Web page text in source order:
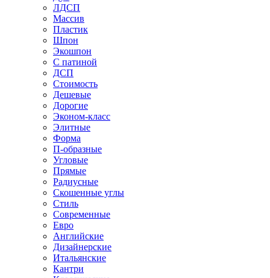
ЛДСП
Массив
Пластик
Шпон
Экошпон
С патиной
ДСП
Стоимость
Дешевые
Дорогие
Эконом-класс
Элитные
Форма
П-образные
Угловые
Прямые
Радиусные
Скошенные углы
Стиль
Современные
Евро
Английские
Дизайнерские
Итальянские
Кантри